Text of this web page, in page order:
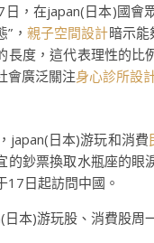
日，在japan(日本)國會
， 親子空間設計暗示
長度，這代表理性的比
會廣泛關注身心診所設
japan(日本)游玩和消費
的鈔票換取水瓶座的眼
17日起訪問中國。
日本)游玩股、消費股周